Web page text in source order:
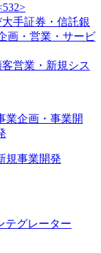
手証券・信託銀
画・営業・サービ
営業・新規シス
業企画・事業開
規事業開発
テグレーター